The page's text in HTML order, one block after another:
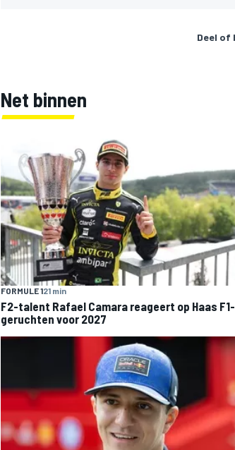
Deel of
Net binnen
FORMULE 121 min
F2-talent Rafael Camara reageert op Haas F1-
geruchten voor 2027